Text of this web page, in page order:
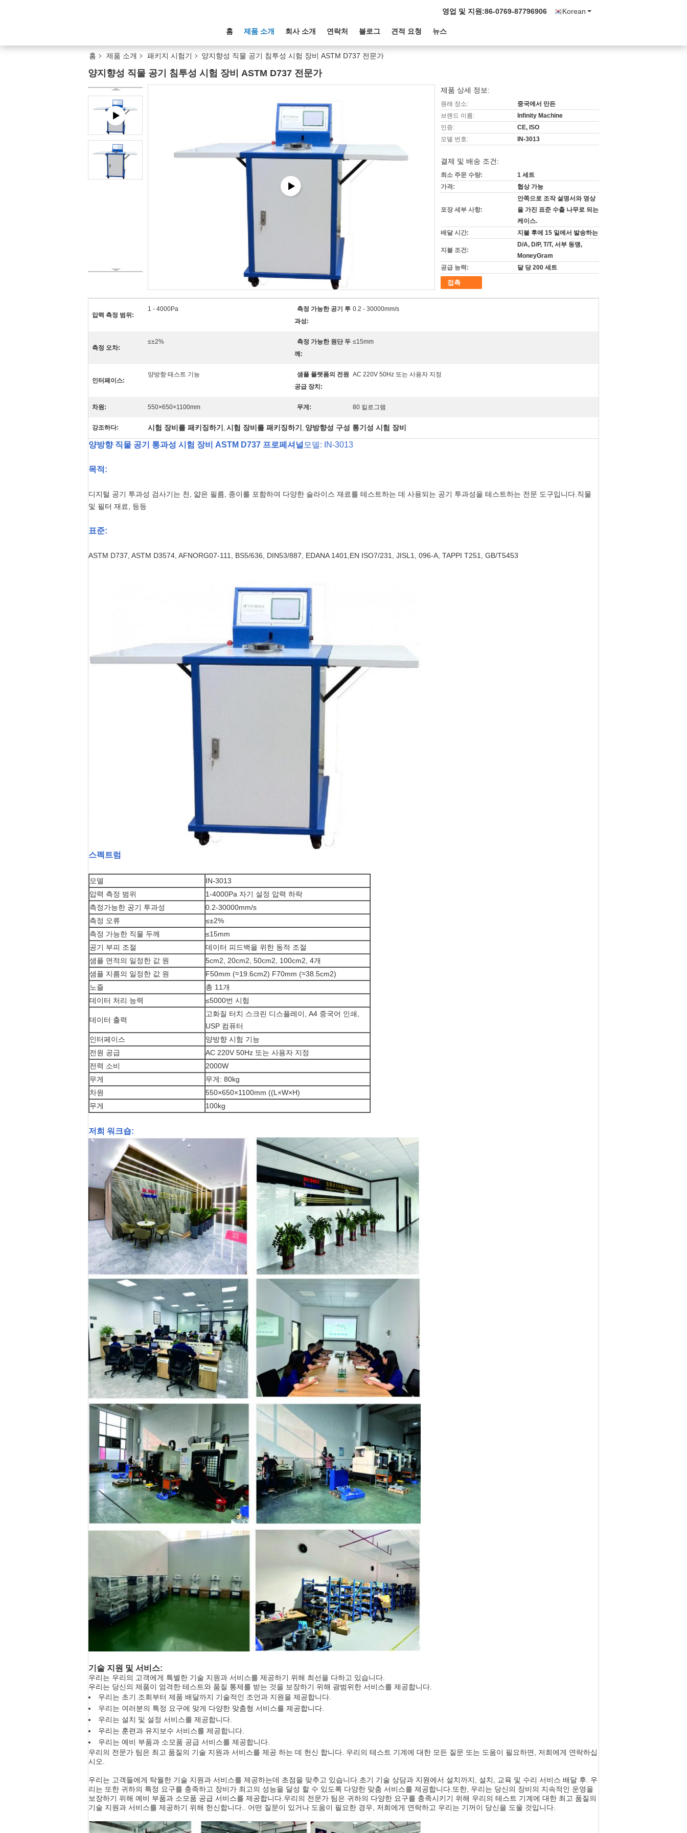
Korean
영업 및 지원:86-0769-87796906
홈 제품 소개 회사 소개 연락처 블로그 견적 요청 뉴스
홈 제품 소개 패키지 시험기 양지향성 직물 공기 침투성 시험 장비 ASTM D737 전문가
양지향성 직물 공기 침투성 시험 장비 ASTM D737 전문가
제품 상세 정보:
원래 장소:
중국에서 만든
브랜드 이름:
Infinity Machine
인증:
CE, ISO
모델 번호:
IN-3013
결제 및 배송 조건:
최소 주문 수량:
1 세트
가격:
협상 가능
포장 세부 사항:
안쪽으로 조작 설명서와 영상
을 가진 표준 수출 나무로 되는
케이스.
배달 시간:
지불 후에 15 일에서 발송하는
지불 조건:
D/A, D/P, T/T, 서부 동맹,
MoneyGram
공급 능력:
달 당 200 세트
접촉
압력 측정 범위:
1 - 4000Pa
측정 가능한 공기 투
과성:
0.2 - 30000mm/s
측정 오차:
≤±2%
측정 가능한 원단 두
께:
≤15mm
인터페이스:
양방향 테스트 기능
샘플 플랫폼의 전원
공급 장치:
AC 220V 50Hz 또는 사용자 지정
차원: 550×650×1100mm 무게: 80 킬로그램
강조하다: 시험 장비를 패키징하기 , 시험 장비를 패키징하기 , 양방향성 구성 통기성 시험 장비
양방향 직물 공기 통과성 시험 장비 ASTM D737 프로페셔널 모델: IN-3013
목적:
디지털 공기 투과성 검사기는 천, 얇은 필름, 종이를 포함하여 다양한 슬라이스 재료를 테스트하는 데 사용되는 공기 투과성을 테스트하는 전문 도구입니다.직물
및 필터 재료, 등등
표준:
ASTM D737, ASTM D3574, AFNORG07-111, BS5/636, DIN53/887, EDANA 1401,EN ISO7/231, JISL1, 096-A, TAPPI T251, GB/T5453
스펙트럼
모델
IN-3013
압력 측정 범위
1-4000Pa 자기 설정 압력 하락
측정가능한 공기 투과성
0.2-30000mm/s
측정 오류
≤±2%
측정 가능한 직물 두께
≤15mm
공기 부피 조절
데이터 피드백을 위한 동적 조절
샘플 면적의 일정한 값 원
5cm2, 20cm2, 50cm2, 100cm2, 4개
샘플 지름의 일정한 값 원
F50mm (≈19.6cm2) F70mm (≈38.5cm2)
노즐
총 11개
데이터 처리 능력
≤5000번 시험
데이터 출력
고화질 터치 스크린 디스플레이, A4 중국어 인쇄,
USP 컴퓨터
인터페이스
양방향 시험 기능
전원 공급
AC 220V 50Hz 또는 사용자 지정
전력 소비
2000W
무게
무게: 80kg
차원
550×650×1100mm ((L×W×H)
무게
100kg
저희 워크숍:
기술 지원 및 서비스:
우리는 우리의 고객에게 특별한 기술 지원과 서비스를 제공하기 위해 최선을 다하고 있습니다.
우리는 당신의 제품이 엄격한 테스트와 품질 통제를 받는 것을 보장하기 위해 광범위한 서비스를 제공합니다.
우리는 초기 조회부터 제품 배달까지 기술적인 조언과 지원을 제공합니다.
우리는 여러분의 특정 요구에 맞게 다양한 맞춤형 서비스를 제공합니다.
우리는 설치 및 설정 서비스를 제공합니다.
우리는 훈련과 유지보수 서비스를 제공합니다.
우리는 예비 부품과 소모품 공급 서비스를 제공합니다.
우리의 전문가 팀은 최고 품질의 기술 지원과 서비스를 제공 하는 데 헌신 합니다. 우리의 테스트 기계에 대한 모든 질문 또는 도움이 필요하면, 저희에게 연락하십
시오.
우리는 고객들에게 탁월한 기술 지원과 서비스를 제공하는데 초점을 맞추고 있습니다.초기 기술 상담과 지원에서 설치까지, 설치, 교육 및 수리 서비스 배달 후. 우
리는 또한 귀하의 특정 요구를 충족하고 장비가 최고의 성능을 달성 할 수 있도록 다양한 맞춤 서비스를 제공합니다.또한, 우리는 당신의 장비의 지속적인 운영을
보장하기 위해 예비 부품과 소모품 공급 서비스를 제공합니다.우리의 전문가 팀은 귀하의 다양한 요구를 충족시키기 위해 우리의 테스트 기계에 대한 최고 품질의
기술 지원과 서비스를 제공하기 위해 헌신합니다.. 어떤 질문이 있거나 도움이 필요한 경우, 저희에게 연락하고 우리는 기꺼이 당신을 도울 것입니다.